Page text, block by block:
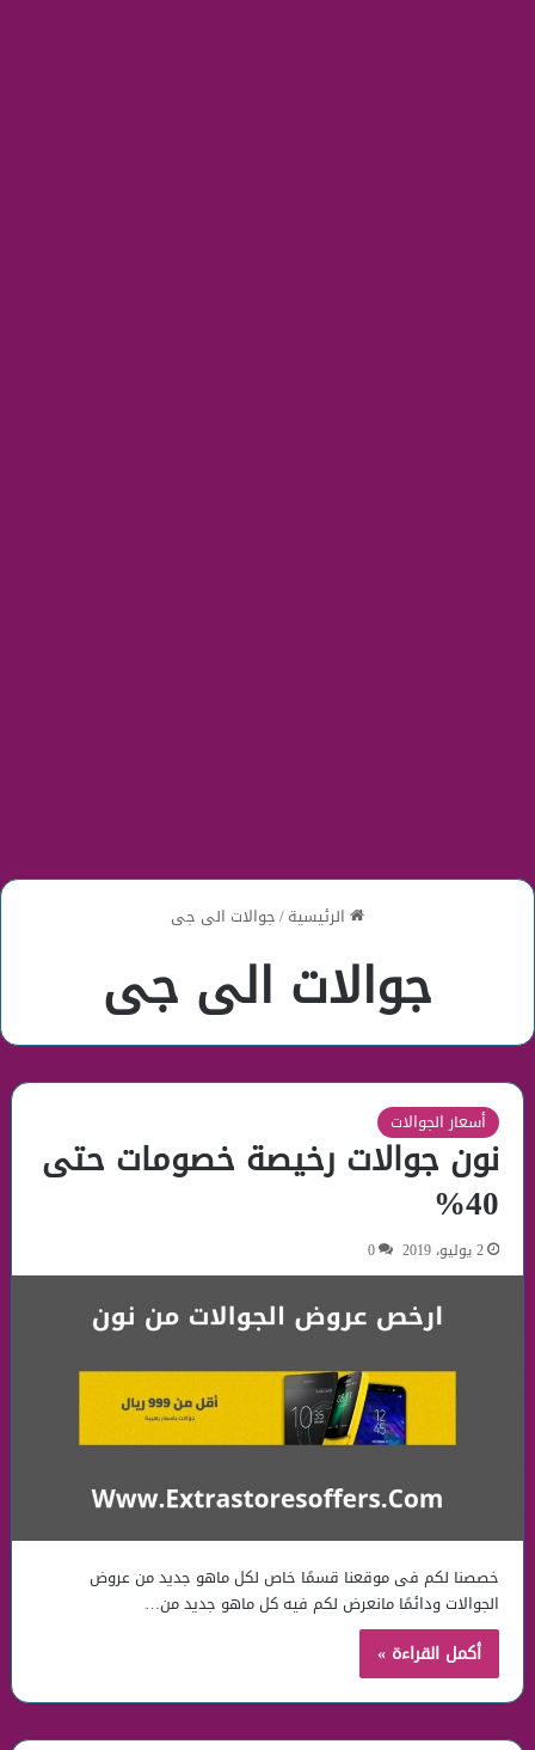
الرئيسية/جوالات الى جى
جوالات الى جى
أسعار الجوالات
نون جوالات رخيصة خصومات حتى
40%
2 يوليو، 2019 0
خصصنا لكم فى موقعنا قسمًا خاص لكل ماهو جديد من عروض
الجوالات ودائمًا مانعرض لكم فيه كل ماهو جديد من…
أكمل القراءة »